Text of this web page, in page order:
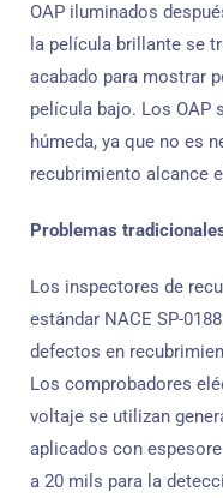
OAP iluminados
la película brillante se
acabado para mostrar
película bajo. Los OAP
húmeda, ya que no es
recubrimiento alcance
Problemas
Los inspectores de
estándar NACE SP-
defectos en
Los comprobadores
voltaje se utilizan
aplicados con
a 20 mils para la